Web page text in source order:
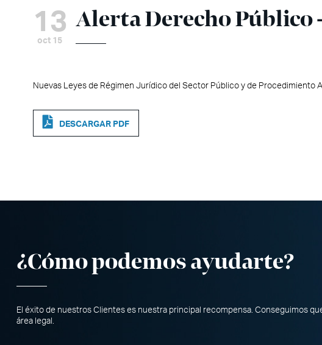
13
oct 15
Alerta Derecho Público
Nuevas Leyes de Régimen Jurídico del Sector Público y de Procedimiento
DESCARGAR PDF
¿Cómo podemos ayudarte?
El éxito de nuestros Clientes es nuestra principal recompensa. Conseguimos
área legal.